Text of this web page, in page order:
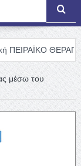
ΘΕΡΑΠΕΥΤΗΡΙΟ
μέσω του